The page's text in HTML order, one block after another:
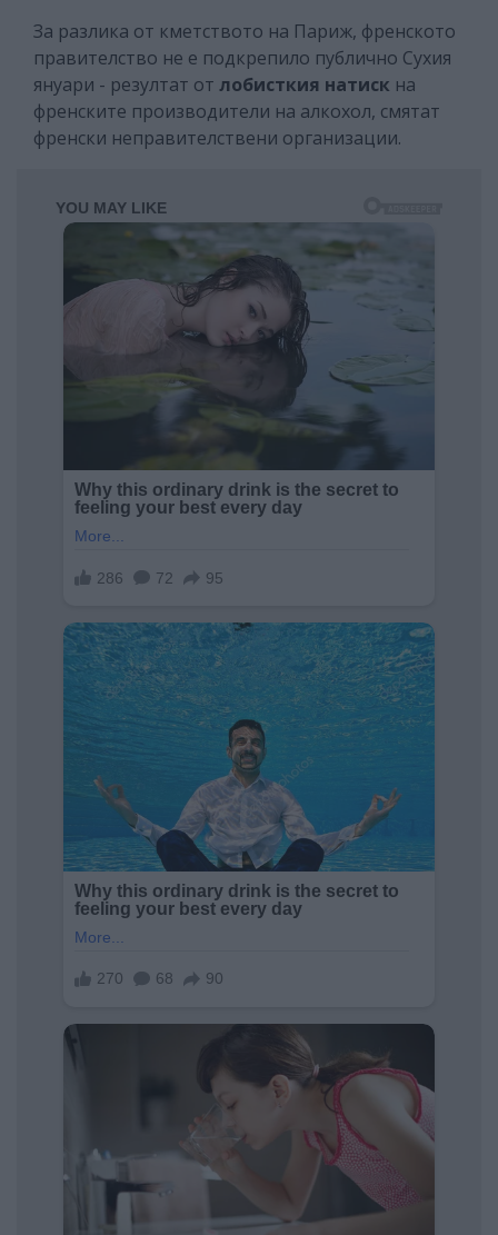
За разлика от кметството на Париж, френското
правителство не е подкрепило публично Сухия
януари - резултат от лобисткия натиск на
френските производители на алкохол, смятат
френски неправителствени организации.